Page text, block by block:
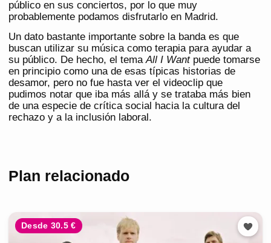
público en sus conciertos, por lo que muy
probablemente podamos disfrutarlo en Madrid.
Un dato bastante importante sobre la banda es que
buscan utilizar su música como terapia para ayudar a
su público. De hecho, el temaAll I Wantpuede tomarse
en principio como una de esas típicas historias de
desamor, pero no fue hasta ver el videoclip que
pudimos notar que iba más allá y se trataba más bien
de una especie de crítica social hacia la cultura del
rechazo y a la inclusión laboral.
Plan relacionado
Desde 30.5 €